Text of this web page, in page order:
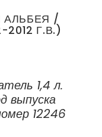
АЛЬБЕЯ /
2012 Г.В.)
1,4 л.
выпуска
12246